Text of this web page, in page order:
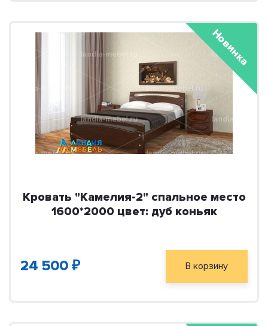
Кровать "Камелия-2" спальное место
1600*2000 цвет: дуб коньяк
24 500 ₽ В корзину
Новинка